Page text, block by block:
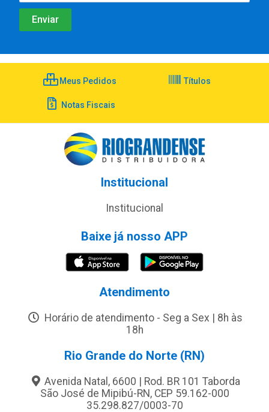
Meus Pedidos Títulos
Notas Fiscais
Institucional
Institucional
Baixe já nosso APP
Atendimento
Horário de atendimento - Seg a Sex | 8h às
18h
Rio Grande do Norte (RN)
Avenida Natal, 6600 | Rod. BR 101 Taborda
São José de Mipibú-RN, CEP 59.162-000
35.298.827/0003-70